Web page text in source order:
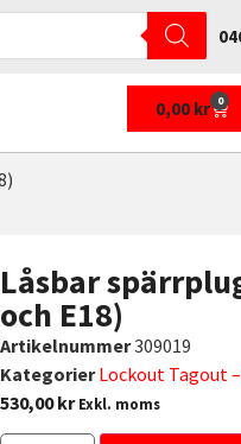
0,00 kr 0
Låsbar
och E18)
Artikelnummer309019
Kategorier Lockout Tagout
530,00kr Exkl. moms